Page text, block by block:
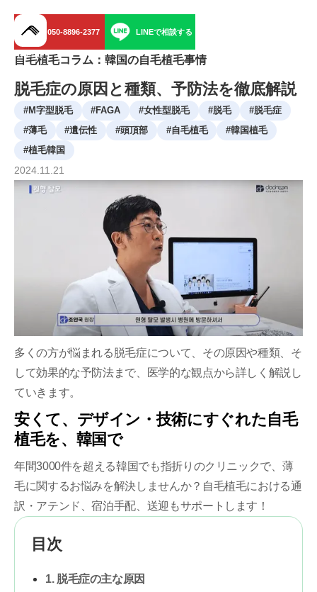
menu
050-8896-2377 LINEで相談する
自毛植毛コラム：韓国の自毛植毛事情
脱毛症の原因と種類、予防法を徹底解説
#M字型脱毛 #FAGA #女性型脱毛 #脱毛 #脱毛症
#薄毛 #遺伝性 #頭頂部 #自毛植毛 #韓国植毛
#植毛韓国
2024 11 21
多くの方が悩まれる脱毛症について、その原因や種類、そ
して効果的な予防法まで、医学的な観点から詳しく解説し
ていきます。
安くて、デザイン・技術にすぐれた自毛
植毛を、韓国で
年間3000件を超える韓国でも指折りのクリニックで、薄
毛に関するお悩みを解決しませんか？自毛植毛における通
訳・アテンド、宿泊手配、送迎もサポートします！
目次
1. 脱毛症の主な原因